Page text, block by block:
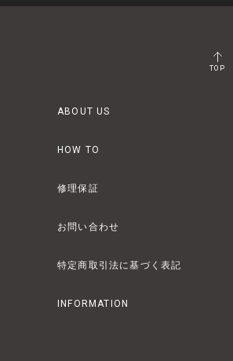
TOP
ABOUT US
HOW TO
修理保証
お問い合わせ
特定商取引法に基づく表記
INFORMATION